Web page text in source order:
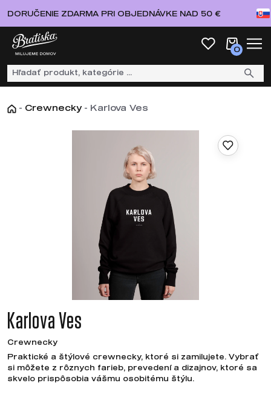
DORUČENIE ZDARMA PRI OBJEDNÁVKE NAD 50 €
0
- Crewnecky - Karlova Ves
Karlova Ves
Crewnecky
Praktické a štýlové crewnecky, ktoré si zamilujete. Vybrať
si môžete z rôznych farieb, prevedení a dizajnov, ktoré sa
skvelo prispôsobia vášmu osobitému štýlu.